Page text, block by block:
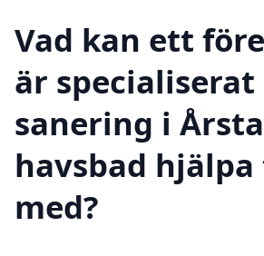
Vad kan ett
är specialiserat
sanering i Årsta
havsbad
med?